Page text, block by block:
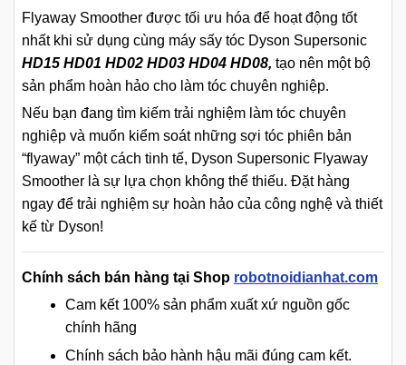
Flyaway Smoother được tối ưu hóa để hoạt động tốt
nhất khi sử dụng cùng máy sấy tóc Dyson Supersonic
HD15 HD01 HD02 HD03 HD04 HD08, tạo nên một bộ
sản phẩm hoàn hảo cho làm tóc chuyên nghiệp.
Nếu bạn đang tìm kiếm trải nghiệm làm tóc chuyên
nghiệp và muốn kiểm soát những sợi tóc phiên bản
“flyaway” một cách tinh tế, Dyson Supersonic Flyaway
Smoother là sự lựa chọn không thể thiếu. Đặt hàng
ngay để trải nghiệm sự hoàn hảo của công nghệ và thiết
kế từ Dyson!
Chính sách bán hàng tại Shop robotnoidianhat.com
Cam kết 100% sản phẩm xuất xứ nguồn gốc
chính hãng
Chính sách bảo hành hậu mãi đúng cam kết.